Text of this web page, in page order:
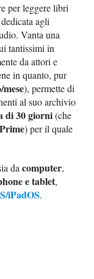
per leggere libri
agli
Vanta una
tantissimi in
da attori e
in quanto, pur
), permette di
al suo archivio
di 30 giorni(che
) per il quale
dacomputer,
e tablet,
iPadOS.